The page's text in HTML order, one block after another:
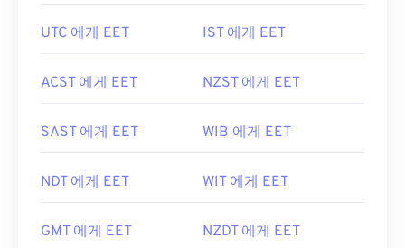
UTC 에게 EET IST 에게 EET
ACST 에게 EET NZST 에게 EET
SAST 에게 EET WIB 에게 EET
NDT 에게 EET WIT 에게 EET
GMT 에게 EET NZDT 에게 EET